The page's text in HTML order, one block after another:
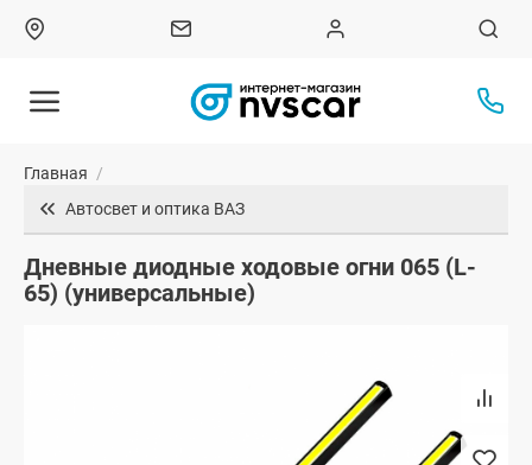
Главная /
Автосвет и оптика ВАЗ
Дневные диодные ходовые огни 065 (L-
65) (универсальные)